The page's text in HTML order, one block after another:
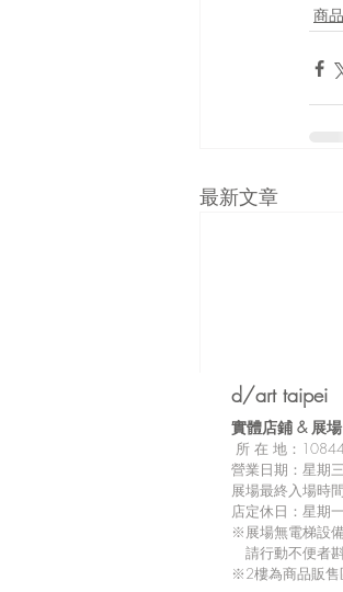
商
最新文章
d/art taipei
實體店鋪 & 展場
所 在 地：10
營業日期：星期
展場最終入場時
店定休日：星期
※展場無電梯設
請行動不便者
※2樓為商品販售